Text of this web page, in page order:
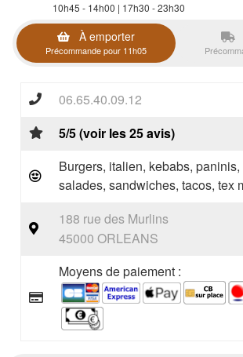
10h45 - 14h00 | 17h30 - 23h30
À emporter
Précommande pour 11h05
06.65.40.09.12
5/5 (voir les 25 avis)
Burgers, italien, kebabs, paninis,
salades, sandwiches, tacos, tex
188 rue des Murlins
45000 ORLEANS
Moyens de paiement :